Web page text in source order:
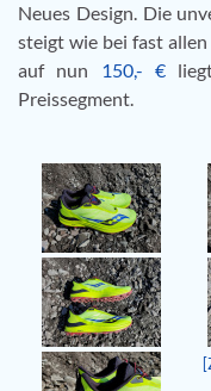
Neues Design. Die
steigt wie bei fast
auf nun 150,- €
Preissegment.